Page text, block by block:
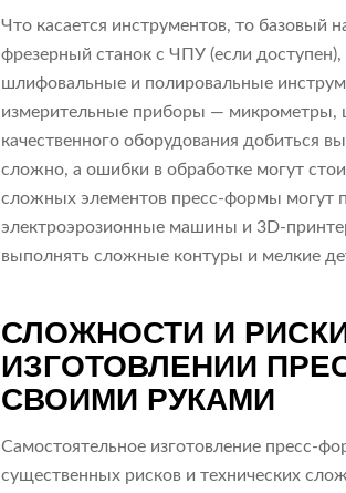
Что касается инструментов, то базовый
фрезерный станок с ЧПУ (если доступен),
шлифовальные и полировальные
измерительные приборы — микрометры,
качественного оборудования добиться
сложно, а ошибки в обработке могут
сложных элементов пресс-формы могут
электроэрозионные машины и 3D-
выполнять сложные контуры и мелкие
СЛОЖНОСТИ И
ИЗГОТОВЛЕНИИ
СВОИМИ РУКАМИ
Самостоятельное изготовление пресс-
существенных рисков и технических